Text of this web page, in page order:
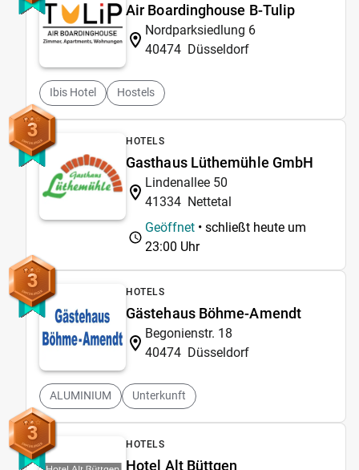
Air Boardinghouse B-Tulip
Nordparksiedlung 6
40474 Düsseldorf
Ibis Hotel Hostels
3 HOTELS
Gasthaus Lüthemühle GmbH
Lindenallee 50
41334 Nettetal
Geöffnet • schließt heute um
23:00 Uhr
3 HOTELS
Gästehaus Böhme-Amendt
Begonienstr. 18
40474 Düsseldorf
ALUMINIUM Unterkunft
3 HOTELS
Hotel Alt Büttgen